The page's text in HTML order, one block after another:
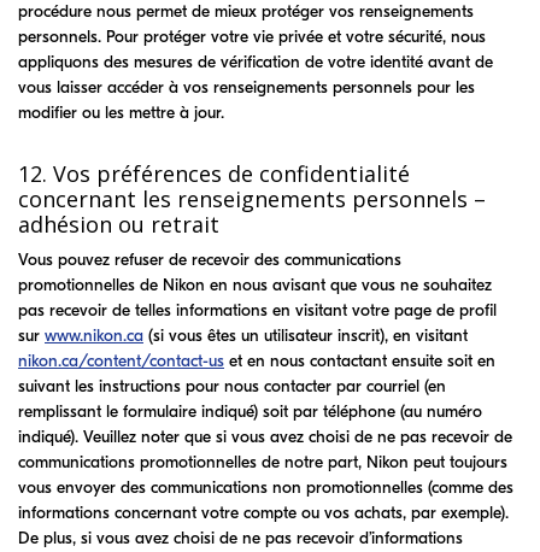
procédure nous permet de mieux protéger vos renseignements
personnels. Pour protéger votre vie privée et votre sécurité, nous
appliquons des mesures de vérification de votre identité avant de
vous laisser accéder à vos renseignements personnels pour les
modifier ou les mettre à jour.
12. Vos préférences de confidentialité
concernant les renseignements personnels –
adhésion ou retrait
Vous pouvez refuser de recevoir des communications
promotionnelles de Nikon en nous avisant que vous ne souhaitez
pas recevoir de telles informations en visitant votre page de profil
sur www.nikon.ca (si vous êtes un utilisateur inscrit), en visitant
nikon.ca/content/contact-us et en nous contactant ensuite soit en
suivant les instructions pour nous contacter par courriel (en
remplissant le formulaire indiqué) soit par téléphone (au numéro
indiqué). Veuillez noter que si vous avez choisi de ne pas recevoir de
communications promotionnelles de notre part, Nikon peut toujours
vous envoyer des communications non promotionnelles (comme des
informations concernant votre compte ou vos achats, par exemple).
De plus, si vous avez choisi de ne pas recevoir d’informations